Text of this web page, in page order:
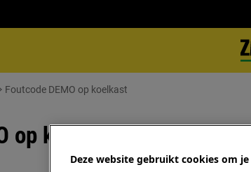
Foutcode DEMO op koelkast
op koelkast
Deze website gebruikt cookies om